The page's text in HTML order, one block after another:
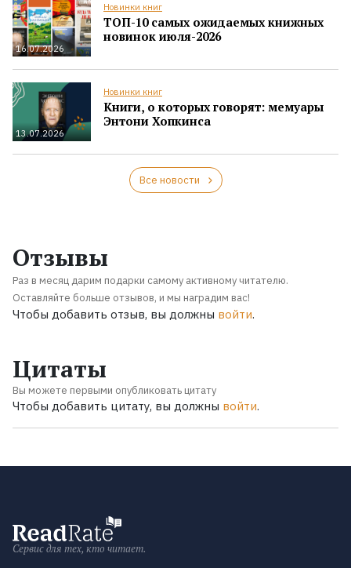
16.07.2026
Новинки книг
ТОП-10 самых ожидаемых книжных
новинок июля-2026
13.07.2026
Новинки книг
Книги, о которых говорят: мемуары
Энтони Хопкинса
Все новости
Отзывы
Раз в месяц дарим подарки самому активному читателю.
Оставляйте больше отзывов, и мы наградим вас!
Чтобы добавить отзыв, вы должны войти.
Цитаты
Вы можете первыми опубликовать цитату
Чтобы добавить цитату, вы должны войти.
Сервис для тех, кто читает.